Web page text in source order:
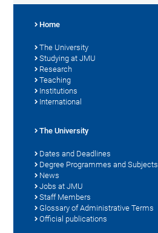
Home
The University
Studying at JMU
Research
Teaching
Institutions
International
The University
Dates and Deadlines
Degree Programmes and Subjects
News
Jobs at JMU
Staff Members
Glossary of Administrative Terms
Official publications